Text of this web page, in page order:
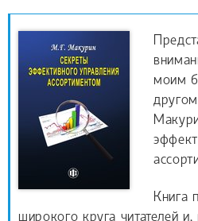
моим
Книга
широкого круга читателей